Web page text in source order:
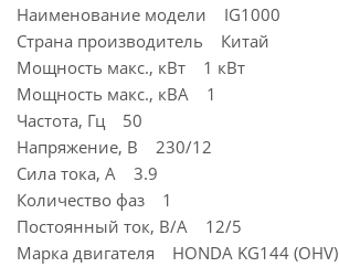
Наименование модели IG1000
Страна производитель Китай
Мощность макс., кВт 1 кВт
Мощность макс., кВА 1
Частота, Гц 50
Напряжение, В 230/12
Сила тока, А 3.9
Количество фаз 1
Постоянный ток, В/А 12/5
Марка двигателя HONDA KG144 (OHV)